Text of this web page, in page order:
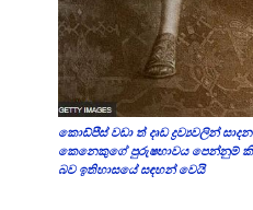
කොඩ්පීස් වඩා ත් දෘඩ ද්‍රව්‍යවලින්
කෙනෙකුගේ පුරුෂභාවය පෙන්නුම්
බව ඉතිහාසයේ සඳහන් වෙයි